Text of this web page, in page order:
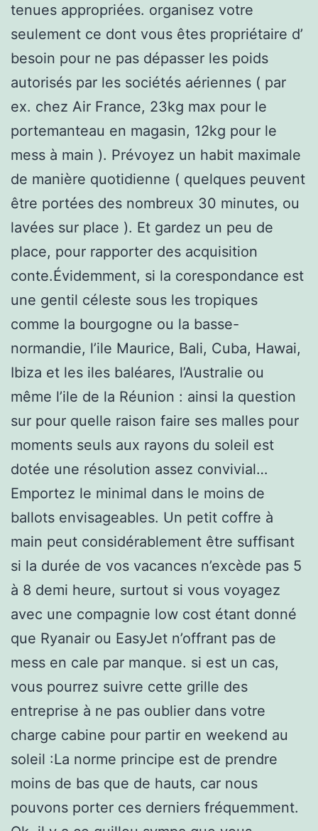
tenues appropriées. organisez votre
seulement ce dont vous êtes propriétaire d’
besoin pour ne pas dépasser les poids
autorisés par les sociétés aériennes ( par
ex. chez Air France, 23kg max pour le
portemanteau en magasin, 12kg pour le
mess à main ). Prévoyez un habit maximale
de manière quotidienne ( quelques peuvent
être portées des nombreux 30 minutes, ou
lavées sur place ). Et gardez un peu de
place, pour rapporter des acquisition
conte.Évidemment, si la corespondance est
une gentil céleste sous les tropiques
comme la bourgogne ou la basse-
normandie, l’ile Maurice, Bali, Cuba, Hawai,
Ibiza et les iles baléares, l’Australie ou
même l’ile de la Réunion : ainsi la question
sur pour quelle raison faire ses malles pour
moments seuls aux rayons du soleil est
dotée une résolution assez convivial…
Emportez le minimal dans le moins de
ballots envisageables. Un petit coffre à
main peut considérablement être suffisant
si la durée de vos vacances n’excède pas 5
à 8 demi heure, surtout si vous voyagez
avec une compagnie low cost étant donné
que Ryanair ou EasyJet n’offrant pas de
mess en cale par manque. si est un cas,
vous pourrez suivre cette grille des
entreprise à ne pas oublier dans votre
charge cabine pour partir en weekend au
soleil :La norme principe est de prendre
moins de bas que de hauts, car nous
pouvons porter ces derniers fréquemment.